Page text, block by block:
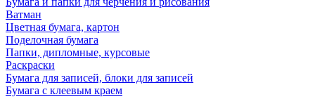
Ватман
Цветная бумага, картон
Поделочная бумага
Папки, дипломные, курсовые
Раскраски
Бумага для записей, блоки для записей
Бумага с клеевым краем